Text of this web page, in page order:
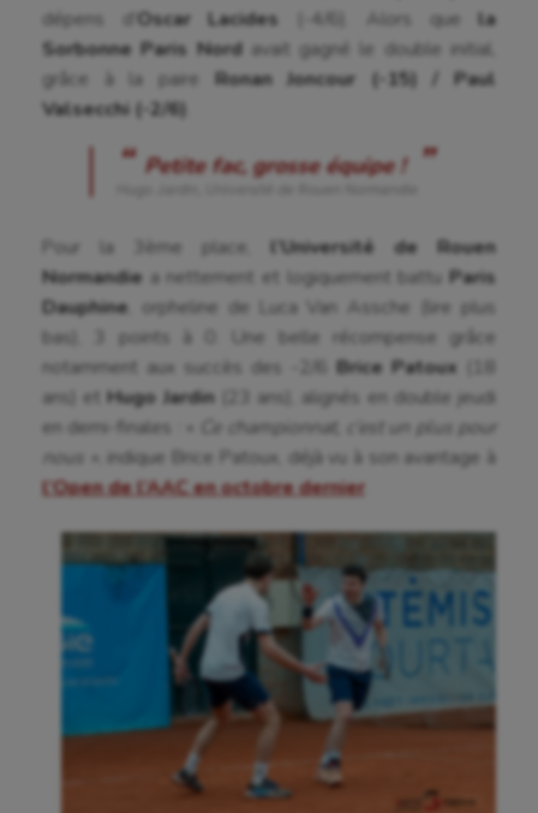
dépens d’ Oscar Lacides (-4/6). Alors que la
Sorbonne Paris Nordavait gagné le double initial,
grâce à la paire Ronan Joncour (-15) / Paul
Valsecchi (-2/6)
Petite fac, grosse équipe !
Pour la 3ème place, l’Université de Rouen
Normandie a nettement et logiquement battu Paris
Dauphine , orpheline de Luca Van Assche (lire plus
bas), 3 points à 0. Une belle récompense grâce
notamment aux succès des -2/6
Brice Patoux
ans) etHugo Jardin(23 ans), alignés en double jeudi
en demi-finales : «
Ce championnat, c’est un plus pour
nous »
, indique Brice Patoux, déjà vu à son avantage à
l’Open de l’AAC en octobre dernier